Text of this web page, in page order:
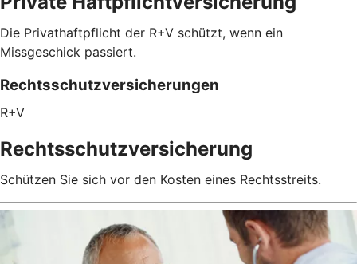
Die Privathaftpflicht der R+V schützt, wenn ein
Missgeschick passiert.
Rechtsschutzversicherungen
R+V
Rechtsschutzversicherung
Schützen Sie sich vor den Kosten eines Rechtsstreits.